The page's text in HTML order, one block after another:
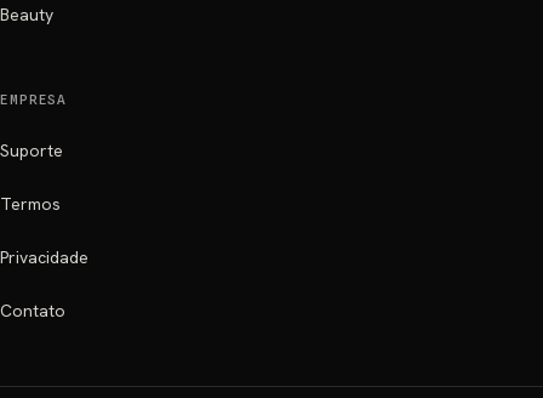
Beauty
EMPRESA
Suporte
Termos
Privacidade
Contato